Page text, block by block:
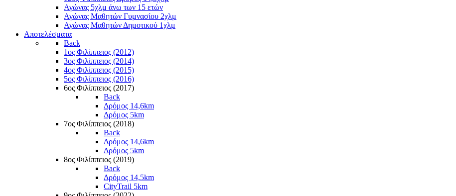
Αγώνας 5χλμ άνω των 15 ετών
Αγώνας Μαθητών Γυμνασίου 2χλμ
Αγώνας Μαθητών Δημοτικού 1χλμ
Αποτελέσματα
Back
1ος Φιλίππειος (2012)
3ος Φιλίππειος (2014)
4ος Φιλίππειος (2015)
5ος Φιλίππειος (2016)
6ος Φιλίππειος (2017)
Back
Δρόμος 14,6km
Δρόμος 5km
7ος Φιλίππειος (2018)
Back
Δρόμος 14,6km
Δρόμος 5km
8ος Φιλίππειος (2019)
Back
Δρόμος 14,5km
CityTrail 5km